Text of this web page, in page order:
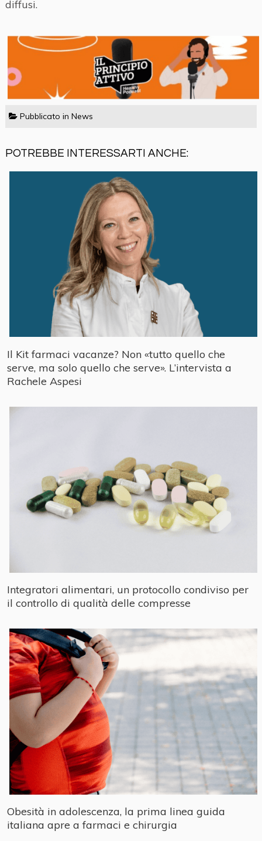
diffusi.
Pubblicato in News
POTREBBE INTERESSARTI ANCHE:
Il Kit farmaci vacanze? Non «tutto quello che
serve, ma solo quello che serve». L’intervista a
Rachele Aspesi
Integratori alimentari, un protocollo condiviso per
il controllo di qualità delle compresse
Obesità in adolescenza, la prima linea guida
italiana apre a farmaci e chirurgia